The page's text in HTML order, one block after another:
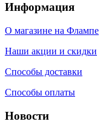
Информация
О магазине на Флампе
Наши акции и скидки
Способы доставки
Способы оплаты
Новости